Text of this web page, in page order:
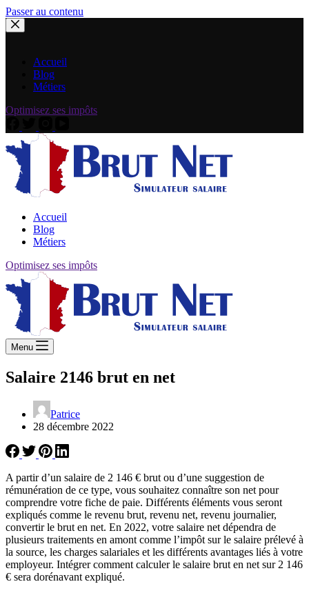
Passer au contenu
Accueil
Blog
Métiers
Optimisez ses impôts
Accueil
Blog
Métiers
Optimisez ses impôts
Menu
Salaire 2146 brut en net
Patrice
28 décembre 2022
A partir d’un salaire de 2 146 € brut ou d’une suggestion de
rémunération de ce type, vous souhaitez connaître son net pour
comprendre votre fiche de paie. Différents éléments vous seront
expliqués comme le revenu brut, revenu net, revenu journalier,
convertir le brut en net. En 2022, votre salaire net dépendra de
plusieurs traitements en amont comme l’impôt sur le salaire prélevé à
la source, les charges salariales et les différents avantages liés à votre
employeur. Intégrer comment calculer le salaire brut en net sur 2 146
€ sera dorénavant expliqué.